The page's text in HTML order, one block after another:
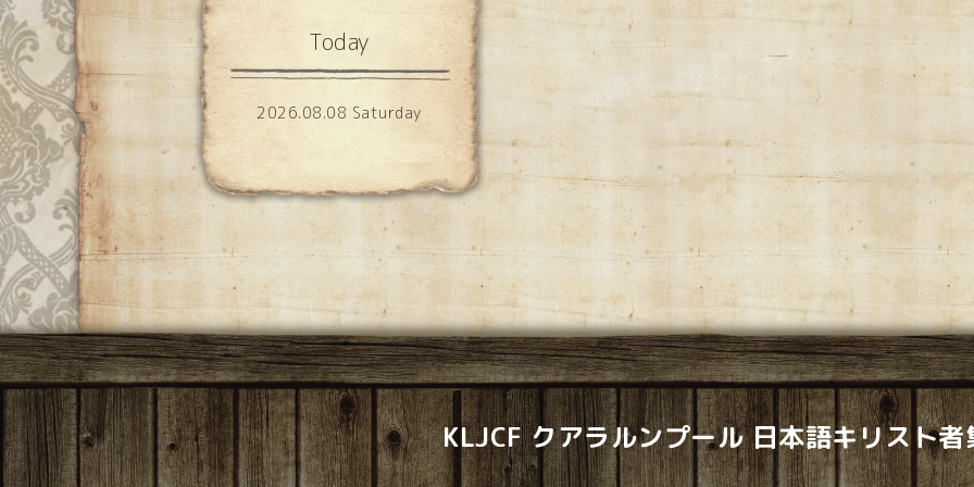
Today
2026.08.08 Saturday
KLJCF クアラルンプール 日本語キリスト者